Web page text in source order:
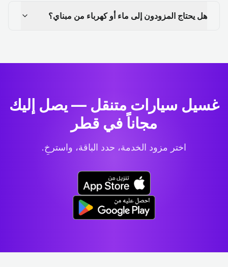
هل يحتاج المزودون إلى ماء أو كهرباء من مبناي؟
غسيل سيارات متنقل — يصل إليك
مجاناً في قطر
اختر مزود الخدمة، حدد الباقة، واسترخِ.